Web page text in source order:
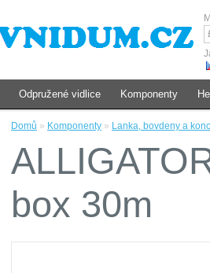
Domů » Komponenty » Lanka, bovdeny a
box 30m
Odpružené vidlice Komponenty